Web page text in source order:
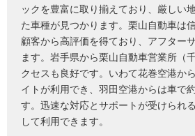
ックを豊富に取り揃えており、厳しい
た車種が見つかります。栗山自動車は
顧客から高評価を得ており、アフター
ます。岩手県から栗山自動車営業所（
クセスも良好です。いわて花巻空港か
イトが利用でき、羽田空港からは車で
す。迅速な対応とサポートが受けられ
して利用できます。